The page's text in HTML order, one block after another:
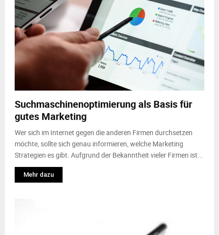
Suchmaschinenoptimierung als Basis für
gutes Marketing
Wer sich im Internet gegen die anderen Firmen durchsetzen
möchte, sollte sich genau informieren, welche Marketing
Strategien es gibt. Aufgrund der Bekanntheit vieler Firmen ist...
Mehr dazu